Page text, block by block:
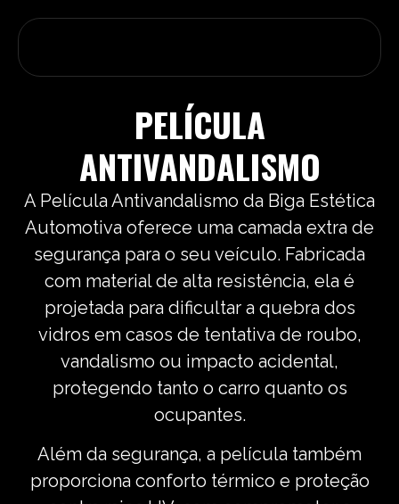
PELÍCULA
ANTIVANDALISMO
A Película Antivandalismo da Biga Estética
Automotiva oferece uma camada extra de
segurança para o seu veículo. Fabricada
com material de alta resistência, ela é
projetada para dificultar a quebra dos
vidros em casos de tentativa de roubo,
vandalismo ou impacto acidental,
protegendo tanto o carro quanto os
ocupantes.
Além da segurança, a película também
proporciona conforto térmico e proteção